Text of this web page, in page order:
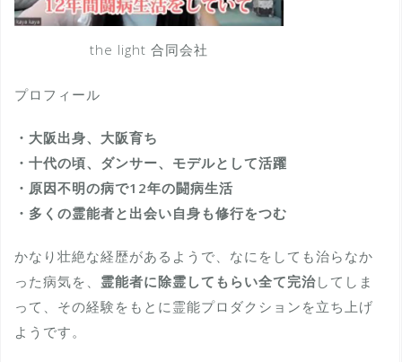
the light 合同会社
プロフィール
・大阪出身、大阪育ち
・十代の頃、ダンサー、モデルとして活躍
・原因不明の病で12年の闘病生活
・多くの霊能者と出会い自身も修行をつむ
かなり壮絶な経歴があるようで、なにをしても治らなか
った病気を、 霊能者に除霊してもらい全て完治してしま
って、その経験をもとに霊能プロダクションを立ち上げ
ようです。